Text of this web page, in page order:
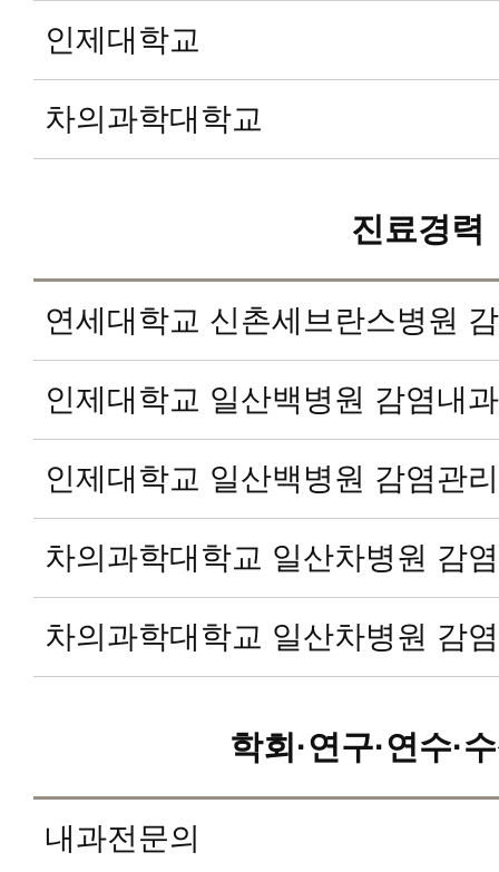
인제대학교
차의과학대학교
진료경력
연세대학교 신촌세브란스병원
인제대학교 일산백병원 감염내과
인제대학교 일산백병원 감염관
차의과학대학교 일산차병원 감
차의과학대학교 일산차병원 감
학회·연구·연수·
내과전문의